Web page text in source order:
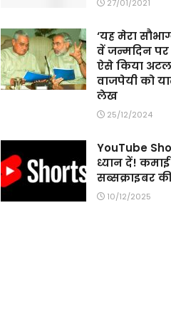
27/01/2021
‘यह मेरा
वें जन्मदिन पर
ऐसे किया अटल
वाजपेयी को
लेख
25/12/2024
YouTube
ध्यान दें!
सब्सक्राइबर
10/12/2025